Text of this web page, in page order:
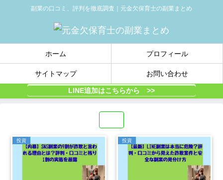
副業の口コミ、評判を徹底調査｜元金欠保育士の副業まとめ
ホーム プロフィール
サイトマップ お問い合わせ
LINE追加はこちらから >>
投資 投資